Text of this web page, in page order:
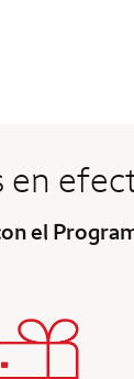
en
el